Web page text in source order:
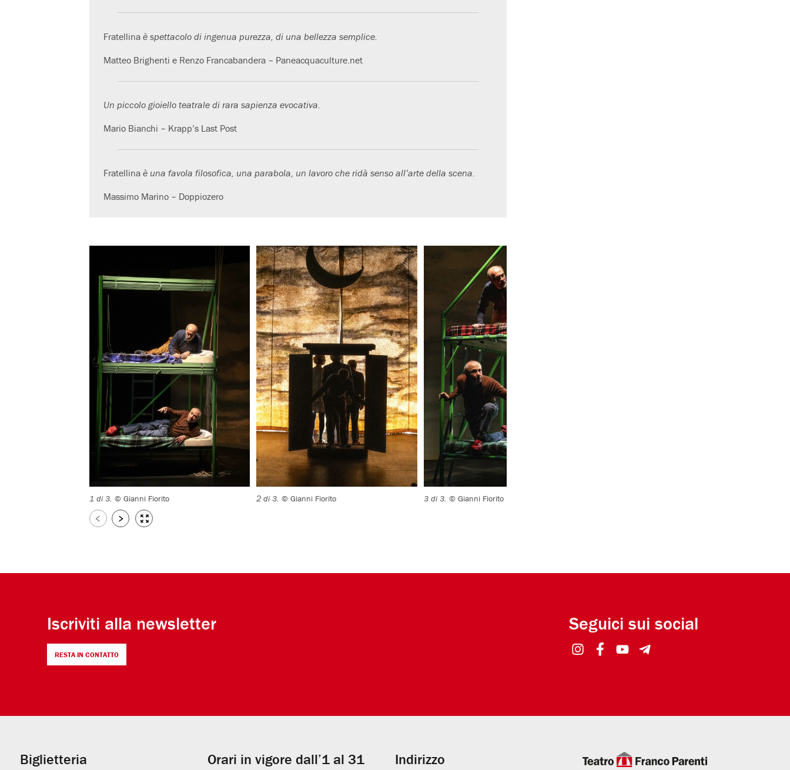
Fratellina è spettacolo di ingenua purezza, di una bellezza semplice.
Matteo Brighenti e Renzo Francabandera – Paneacquaculture.net
Un piccolo gioiello teatrale di rara sapienza evocativa.
Mario Bianchi – Krapp’s Last Post
Fratellina è una favola filosofica, una parabola, un lavoro che ridà senso all’arte della scena.
Massimo Marino – Doppiozero
1 di 3. © Gianni Fiorito 2 di 3.© Gianni Fiorito 3 di 3. © Gianni Fiorito
Slide
a
Iscriviti alla newsletter
RESTA IN CONTATTO
Seguici sui social
Informazioni
Biglietteria
Orari in vigore dall’1 al 31
Indirizzo